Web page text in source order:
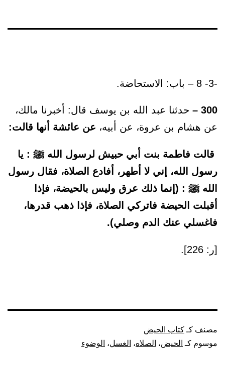
-3- 8 – باب: الاستحاضة.
300 –
حدثنا عبد الله بن يوسف قال: أخبرنا مالك،
عن هشام بن عروة، عن أبيه، عن عائشة أنها قالت:
قالت فاطمة بنت أبي حبيش لرسول الله ﷺ : يا
رسول الله، إني لا أطهر، أفادع الصلاة، فقال رسول
الله ﷺ : (إنما ذلك عرق وليس بالحيضة، فإذا
أقبلت الحيضة فاتركي الصلاة، فإذا ذهب قدرها،
فاغسلي عنك الدم وصلي).
[ر: 226].
مصنف كـكتاب الحيض
موسوم كـ الحيض، الصلاه، الغسل، الوضوء